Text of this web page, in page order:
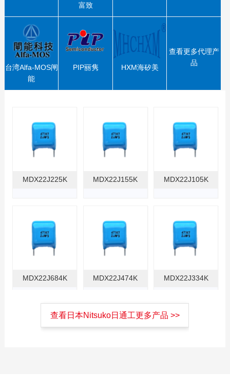
富致
台湾Alfa-MOS闸
能
PIP丽隽 HXM海矽美
查看更多代理产
品
MDX22J225K MDX22J155K MDX22J105K
MDX22J684K MDX22J474K MDX22J334K
查看日本Nitsuko日通工更多产品 >>